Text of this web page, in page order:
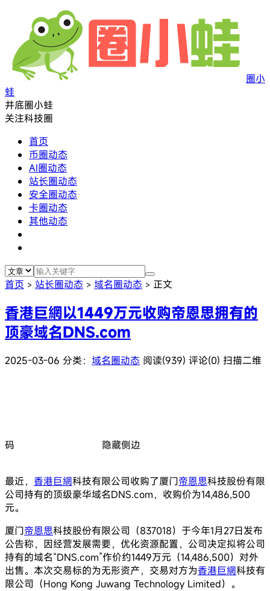
圈小
蛙
井底圈小蛙
关注科技圈
首页
币圈动态
AI圈动态
站长圈动态
安全圈动态
卡圈动态
其他动态
首页 > 站长圈动态 > 域名圈动态 > 正文
香港巨網以1449万元收购帝恩思拥有的
顶豪域名DNS.com
2025-03-06 分类： 域名圈动态 阅读(939) 评论(0) 扫描二维
码 隐藏侧边
最近， 香港巨網科技有限公司收购了厦门帝恩思科技股份有限
公司持有的顶级豪华域名DNS.com，收购价为14,486,500
元。
厦门帝恩思科技股份有限公司（837018）于今年1月27日发布
公告称，因经营发展需要，优化资源配置，公司决定拟将公司
持有的域名“DNS.com”作价约1449万元（14,486,500）对外
出售。本次交易标的为无形资产，交易对方为香港巨網科技有
限公司（Hong Kong Juwang Technology Limited）。